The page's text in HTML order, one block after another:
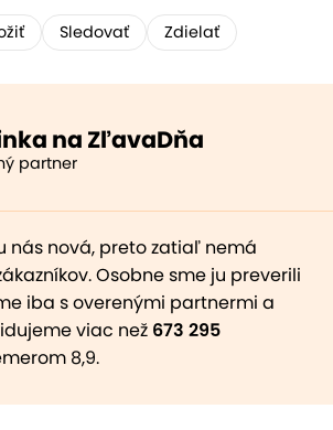
Sledovať Zdielať
na ZľavaDňa
partner
nás nová, preto zatiaľ nemá
Osobne sme ju preverili
iba s overenými partnermi a
viac než 673 295
8,9.